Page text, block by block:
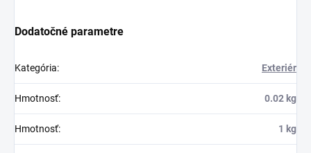
Dodatočné parametre
Kategória: Exteriér
Hmotnosť: 0.02 kg
Hmotnosť: 1 kg